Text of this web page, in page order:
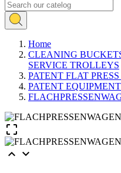
Home
CLEANING
SERVICE TROLLEYS
PATENT FLAT PRESS
PATENT

 